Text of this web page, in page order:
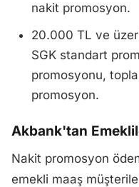
nakit promosyon.
20.000 TL ve
SGK standart
promosyonu,
promosyon.
Akbank'tan
Nakit promosyon
emekli maaş